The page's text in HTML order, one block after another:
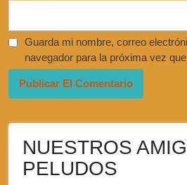
Guarda mi nombre, correo
navegador para la próxima vez
NUESTROS
PELUDOS